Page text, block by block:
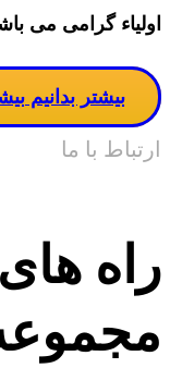
اولیاء گرامی می
بیشتر بدانیم
ارتباط با ما
راه های